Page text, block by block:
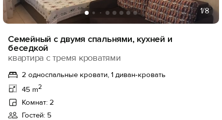
1/8
Семейный с двумя спальнями, кухней и
беседкой
квартира с тремя кроватями
2 односпальные кровати, 1 диван-кровать
45 m2
Комнат: 2
Гостей: 5